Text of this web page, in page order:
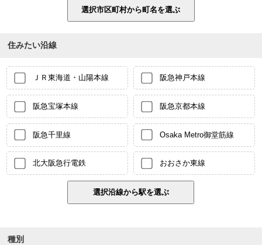
住みたい沿線
ＪＲ東海道・山陽本線 阪急神戸本線
阪急宝塚本線 阪急京都本線
阪急千里線 Osaka Metro御堂筋線
北大阪急行電鉄 おおさか東線
種別